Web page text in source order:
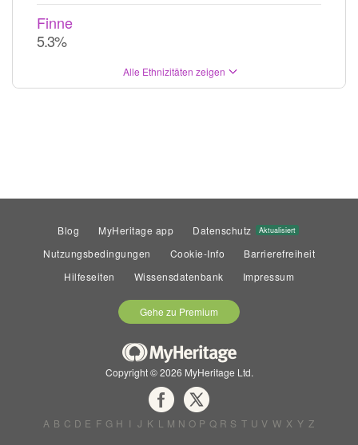
Finne
5.3%
Alle Ethnizitäten zeigen
Blog MyHeritage app Datenschutz Aktualisiert
Nutzungsbedingungen Cookie-Info
Barrierefreiheit
Hilfeseiten
Wissensdatenbank Impressum
Gehe zu Premium
Copyright © 2026 MyHeritage Ltd.
A B C D E F G H I J K L M N O P Q R S T U V W X Y Z